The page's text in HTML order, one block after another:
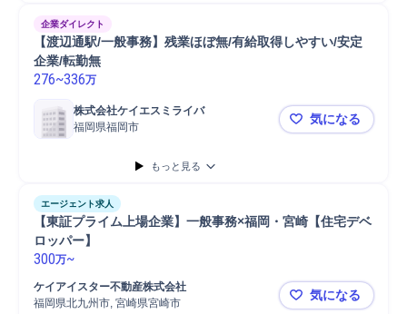
企業ダイレクト
【渡辺通駅/一般事務】残業ほぼ無/有給取得しやすい/安定
企業/転勤無
276~336万
株式会社ケイエスミライバ
福岡県福岡市
【渡辺通駅/
気になる
もっと見る
エージェント求人
【東証プライム上場企業】一般事務×福岡・宮崎【住宅デベ
ロッパー】
300万~
ケイアイスター不動産株式会社
福岡県北九州市, 宮崎県宮崎市
【東証プラ
気になる